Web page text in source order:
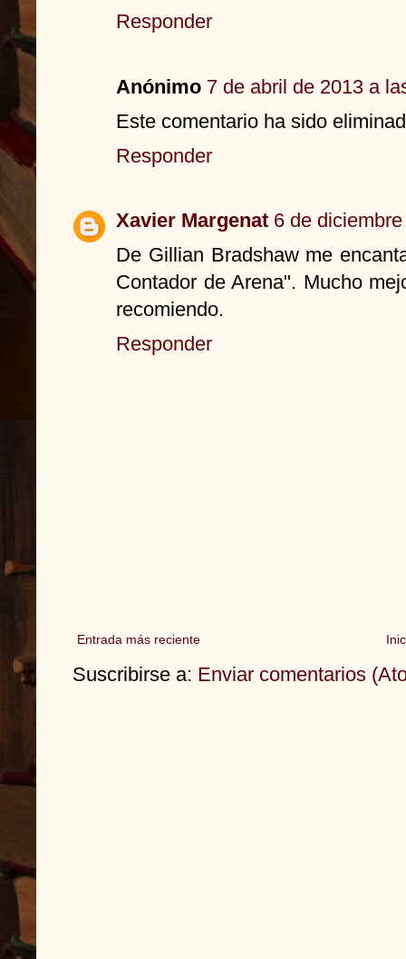
Responder
Anónimo 7 de abril de 2013 a
Este comentario ha sido
Responder
Xavier Margenat 6 de
De Gillian Bradshaw me
Contador de Arena". Mucho
recomiendo.
Responder
Entrada más reciente
Suscribirse a: Enviar comentarios